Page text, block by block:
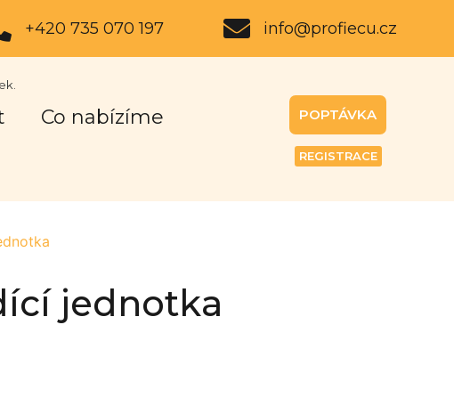
+420 735 070 197 info@profiecu.cz
Co nabízíme
POPTÁVKA
REGISTRACE
jednotka